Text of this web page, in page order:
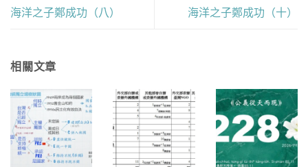
海洋之子鄭成功（八） 海洋之子鄭成功（十）
相關文章